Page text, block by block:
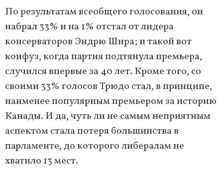
По результатам всеобщего голосования, он
набрал 33% и на 1% отстал от лидера
консерваторов Эндрю Шира; и такой вот
конфуз, когда партия подтянула премьера,
случился впервые за 40 лет. Кроме того, со
своими 33% голосов Трюдо стал, в принципе,
наименее популярным премьером за историю
Канады. И да, чуть ли не самым неприятным
аспектом стала потеря большинства в
парламенте, до которого либералам не
хватило 13 мест.